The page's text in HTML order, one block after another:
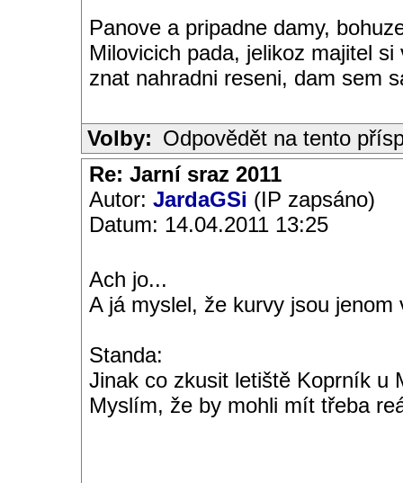
Panove a pripadne damy,
Milovicich pada, jelikoz majitel
znat nahradni reseni, dam sem
Volby: Odpovědět na tento
Re: Jarní sraz 2011
Autor: JardaGSi (IP zapsáno)
Datum: 14.04.2011 13:25
Ach jo...
A já myslel, že kurvy jsou
Standa:
Jinak co zkusit letiště Koprník u
Myslím, že by mohli mít třeba